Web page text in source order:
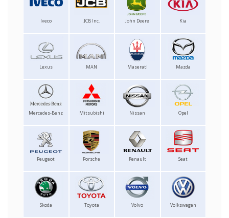
Iveco JCB Inc. John Deere Kia
Lexus MAN Maserati Mazda
Mercedes-Benz Mitsubishi Nissan Opel
Peugeot Porsche Renault Seat
Skoda Toyota Volvo Volkswagen